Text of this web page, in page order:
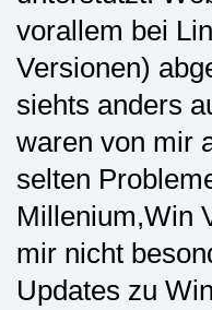
vorallem bei
Versionen)
siehts anders
waren von mir
selten
Millenium,Win
mir nicht
Updates zu